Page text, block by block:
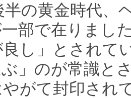
半の黄金時代、
部で在りまし
し」とされて
」のが常識と
がて封印され